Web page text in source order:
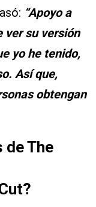
“Apoyo a
ver su versión
yo he tenido,
Así que,
obtengan
de The